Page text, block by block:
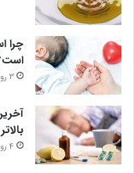
مسئله شده و به اختلافات
پایان پیام/غ
چرا
3 روز پیش
4 روز پیش